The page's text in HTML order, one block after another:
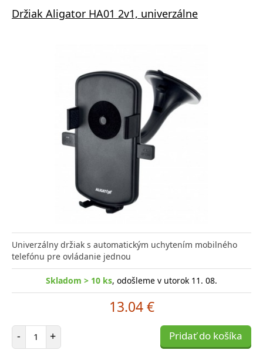
Držiak Aligator HA01 2v1, univerzálne
Univerzálny držiak s automatickým uchytením mobilného
telefónu pre ovládanie jednou
Skladom > 10 ks, odošleme v utorok 11. 08.
13.04 €
- Počet položiek
+ Pridať do košíka